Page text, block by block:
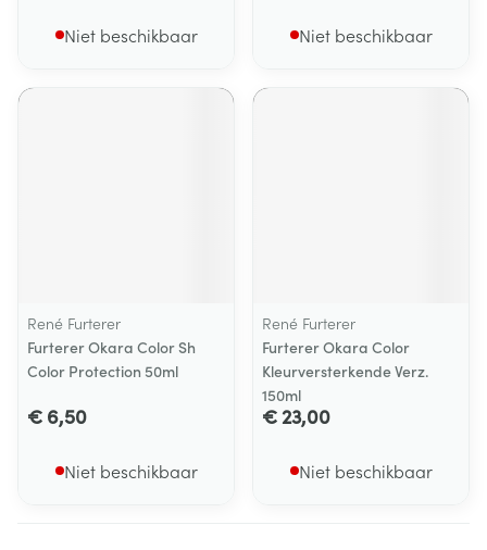
Niet beschikbaar Niet beschikbaar
René Furterer
Furterer Okara Color Sh
Color Protection 50ml
€ 6,50
Niet beschikbaar
René Furterer
Furterer Okara Color
Kleurversterkende Verz.
150ml
€ 23,00
Niet beschikbaar